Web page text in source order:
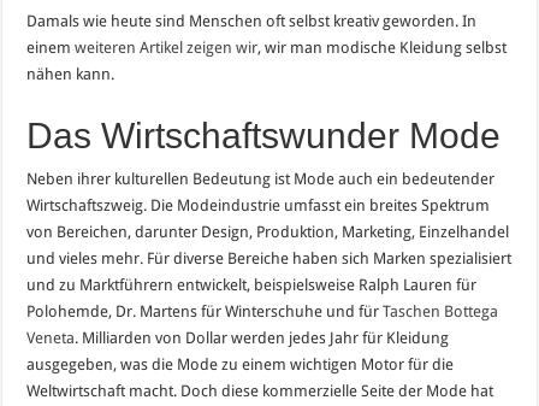
Damals wie heute sind Menschen oft selbst kreativ geworden. In
einemweiteren Artikel zeigen wir, wir man modische Kleidung selbst
nähen kann.
Das Wirtschaftswunder Mode
Neben ihrer kulturellen Bedeutung ist Mode auch ein bedeutender
Wirtschaftszweig. Die Modeindustrie umfasst ein breites Spektrum
von Bereichen, darunter Design, Produktion, Marketing, Einzelhandel
und vieles mehr. Für diverse Bereiche haben sich Marken spezialisiert
und zu Marktführern entwickelt, beispielsweise Ralph Lauren für
Polohemde, Dr. Martens für Winterschuhe und fürTaschen Bottega
Veneta. Milliarden von Dollar werden jedes Jahr für Kleidung
ausgegeben, was die Mode zu einem wichtigen Motor für die
Weltwirtschaft macht. Doch diese kommerzielle Seite der Mode hat